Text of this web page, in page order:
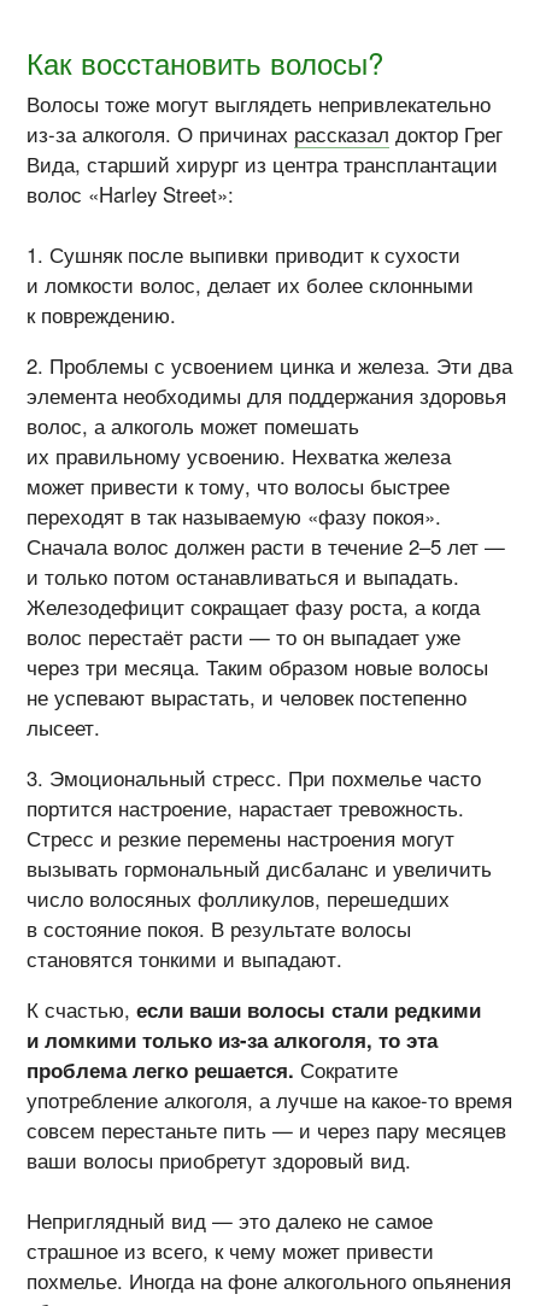
Как восстановить волосы?
Волосы тоже могут выглядеть непривлекательно
из-заалкоголя. О причинах рассказал доктор Грег
Вида, старший хирург из центра трансплантации
волос «Harley Street»:
Сушняк после выпивки приводит к сухости
и ломкости волос, делает их более склонными
к повреждению.
Проблемы с усвоением цинка и железа. Эти два
элемента необходимы для поддержания здоровья
волос, а алкоголь может помешать
их правильному усвоению. Нехватка железа
может привести к тому, что волосы быстрее
переходят в так называемую «фазу покоя».
Сначала волос должен расти в течение 2–5 лет —
и только потом останавливаться и выпадать.
Железодефицит сокращает фазу роста, а когда
волос перестаёт расти — то он выпадает уже
через три месяца. Таким образом новые волосы
не успевают вырастать, и человек постепенно
лысеет.
Эмоциональный стресс. При похмелье часто
портится настроение, нарастает тревожность.
Стресс и резкие перемены настроения могут
вызывать гормональный дисбаланс и увеличить
число волосяных фолликулов, перешедших
в состояние покоя. В результате волосы
становятся тонкими и выпадают.
К счастью,если ваши волосы стали редкими
и ломкими только из-заалкоголя, то эта
проблема легко решается. Сократите
употребление алкоголя, а лучше на какое-то время
совсем перестаньте пить — и через пару месяцев
ваши волосы приобретут здоровый вид.
Неприглядный вид — это далеко не самое
страшное из всего, к чему может привести
похмелье. Иногда на фоне алкогольного опьянения